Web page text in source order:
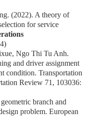
(2022). A theory of
for service
Ngo Thi Tu Anh.
and driver assignment
condition.Transportation
Review 71, 103036:
branch and
problem.European